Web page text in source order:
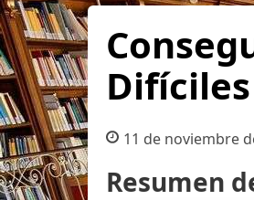
Difíciles
11 de noviembre
Resumen